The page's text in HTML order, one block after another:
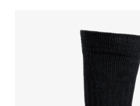
ventilatiekanalen blijven de
Het model is met zones
perfecte pasvorm